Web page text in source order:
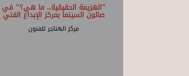
"الهزيمة الحقيقية.. ما هي؟" في
صالون السينما بمركز الإبداع الفني
مركز الهناجر للفنون